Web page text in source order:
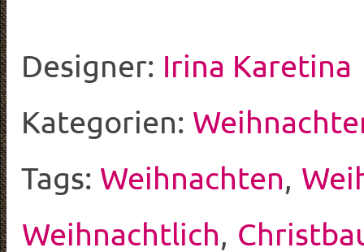
Designer: Irina Karetina
Kategorien:
Tags: Weihnachten,
Weihnachtlich,